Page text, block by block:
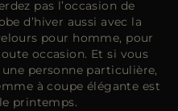
pas l’occasion de
d’hiver aussi avec la
pour homme, pour
occasion. Et si vous
personne particulière,
à coupe élégante est
printemps.